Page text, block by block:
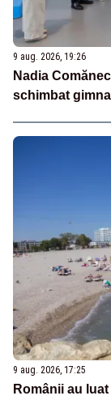
9 aug. 2026, 19:26
Nadia
schimbat
9 aug. 2026, 17:25
Românii au